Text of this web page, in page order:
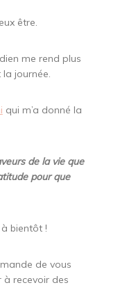
être.
me rend plus
journée.
qui m’a donné la
de la vie que
pour que
à bientôt !
de vous
recevoir des